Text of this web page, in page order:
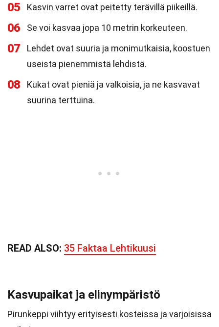
05 Kasvin varret ovat peitetty terävillä piikeillä.
06 Se voi kasvaa jopa 10 metrin korkeuteen.
07
Lehdet ovat suuria ja monimutkaisia, koostuen
useista pienemmistä lehdistä.
08
Kukat ovat pieniä ja valkoisia, ja ne kasvavat
suurina terttuina.
READ ALSO: 35 Faktaa Lehtikuusi
Kasvupaikat ja elinympäristö
Pirunkeppi viihtyy erityisesti kosteissa ja varjoisissa